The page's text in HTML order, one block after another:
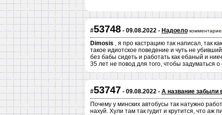
#53748- 09.08.2022 - Надоело
Dimosis , я про кастрацию так написал, так
такое идиотское поведение и чуть не
без бабы сидеть и работать как ебаный и
35 лет не повод для того, чтобы задуматься
#53747 - 09.08.2022 - А название забыли
Почему у минских автобусы так натужно
нахуй. Хули там так гудит и крутится, что аж